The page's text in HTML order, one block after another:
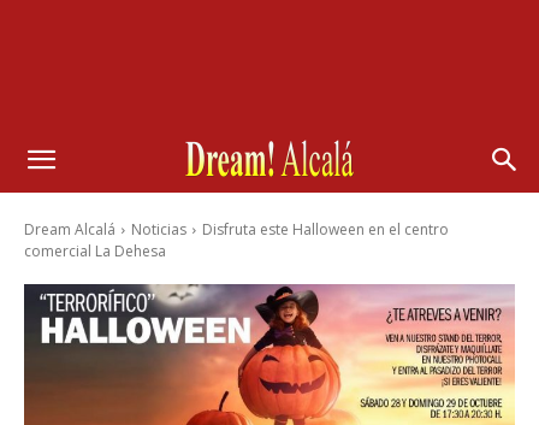
Dream Alcalá Noticias
Disfruta este Halloween en el centro
comercial La Dehesa